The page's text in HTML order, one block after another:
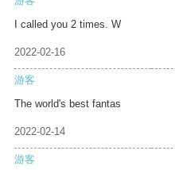
I called you 2 times. W
2022-02-16
游客
The world's best fantas
2022-02-14
游客